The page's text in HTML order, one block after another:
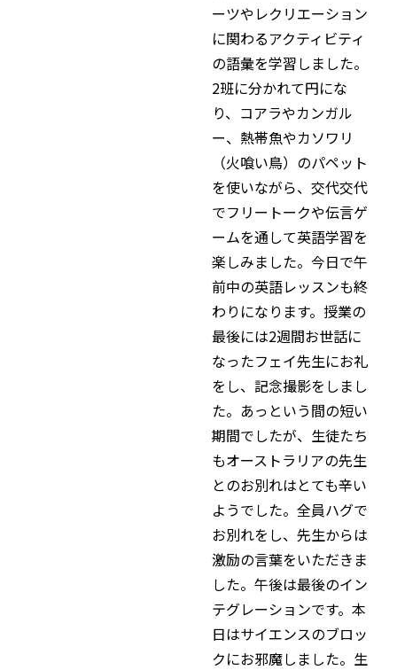
ーツやレクリエーション
に関わるアクティビティ
の語彙を学習しました。
2班に分かれて円にな
り、コアラやカンガル
ー、熱帯魚やカソワリ
（火喰い鳥）のパペット
を使いながら、交代交代
でフリートークや伝言ゲ
ームを通して英語学習を
楽しみました。今日で午
前中の英語レッスンも終
わりになります。授業の
最後には2週間お世話に
なったフェイ先生にお礼
をし、記念撮影をしまし
た。あっという間の短い
期間でしたが、生徒たち
もオーストラリアの先生
とのお別れはとても辛い
ようでした。全員ハグで
お別れをし、先生からは
激励の言葉をいただきま
した。午後は最後のイン
テグレーションです。本
日はサイエンスのブロッ
クにお邪魔しました。生